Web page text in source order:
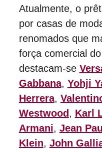
Atualmente, o
por casas de
renomados que
força comercial
destacam-se
Gabbana, Yohji
Herrera,
Westwood, Karl
Armani, Jean
Klein, John